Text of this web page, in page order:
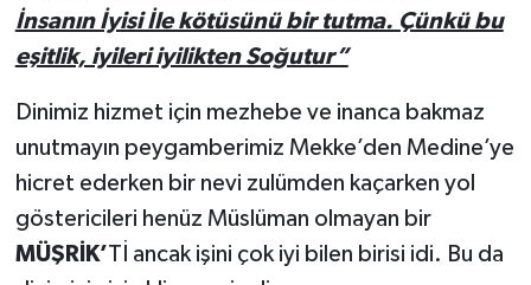
İnsanın İyisi İle kötüsünü bir tutma. Çünkü bu
eşitlik, iyileri iyilikten Soğutur”
Dinimiz hizmet için mezhebe ve inanca bakmaz
unutmayın peygamberimiz Mekke’den Medine’ye
hicret ederken bir nevi zulümden kaçarken yol
göstericileri henüz Müslüman olmayan bir
MÜŞRİK’Tİ ancak işini çok iyi bilen birisi idi. Bu da